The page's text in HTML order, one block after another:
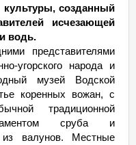
созданный
исчезающей
водь.
представителями
угорского народа и
музей Водской
коренных вожан, с
традиционной
сруба и
из валунов. Местные